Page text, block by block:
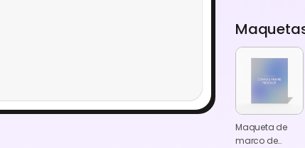
Maqueta de
marco de